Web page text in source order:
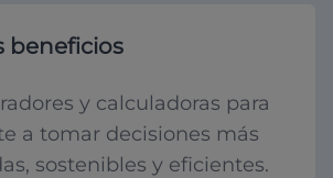
beneficios
y calculadoras para
a tomar decisiones más
sostenibles y eficientes.